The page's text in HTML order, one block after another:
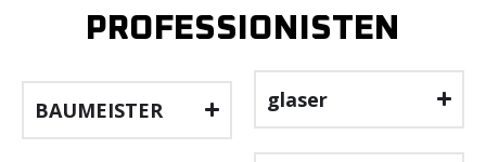
PROFESSIONISTEN
BAUMEISTER glaser